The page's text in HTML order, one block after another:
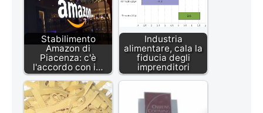
Stabilimento
Amazon di
Piacenza: c'è
l'accordo con i…
Industria
alimentare, cala la
fiducia degli
imprenditori